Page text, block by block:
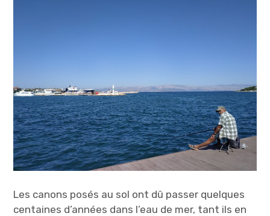
Les canons posés au sol ont dû passer quelques
centaines d’années dans l’eau de mer, tant ils en